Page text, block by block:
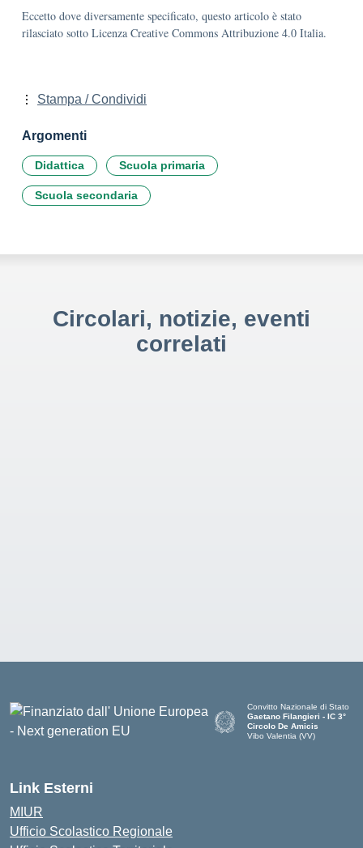
Eccetto dove diversamente specificato, questo articolo è stato
rilasciato sotto Licenza Creative Commons Attribuzione 4.0 Italia.
Stampa / Condividi
Argomenti
Didattica Scuola primaria
Scuola secondaria
Circolari, notizie, eventi
correlati
Convitto Nazionale di Stato
Gaetano Filangieri - IC 3°
Circolo De Amicis
Vibo Valentia (VV)
Link Esterni
MIUR
Ufficio Scolastico Regionale